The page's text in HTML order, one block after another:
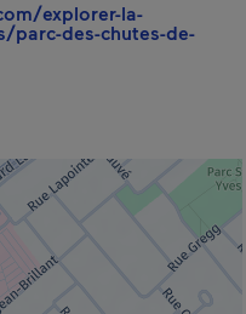
explorer-la-
parc-des-chutes-de-
dans une nouvelle